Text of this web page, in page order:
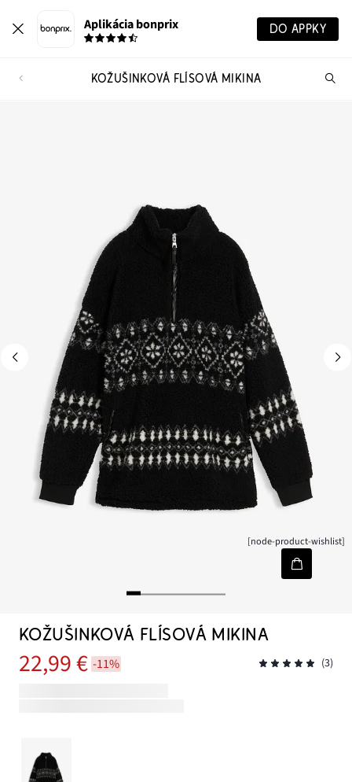
Aplikácia bonprix DO APPKY
KOŽUŠINKOVÁ FLÍSOVÁ MIKINA
[node-product-wishlist]
KOŽUŠINKOVÁ FLÍSOVÁ MIKINA
22,99 € -11% (3)